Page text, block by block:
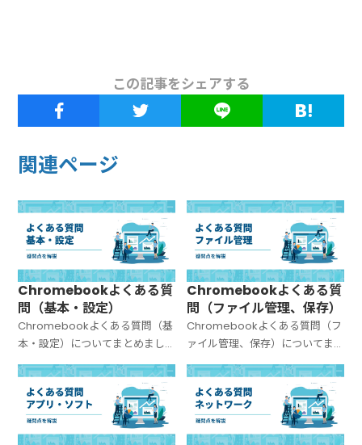
この記事をシェアする
関連ページ
Chromebookよくある質
問（基本・設定）
Chromebookよくある質問（基
本・設定）についてまとめまし
た。
Chromebookよくある質
問（ファイル管理、保存）
Chromebookよくある質問（フ
ァイル管理、保存）についてま
とめました。